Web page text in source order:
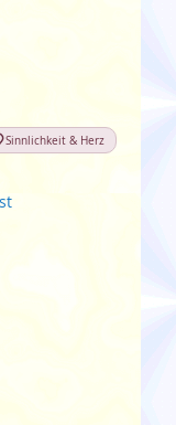
Sinnlichkeit & Herz